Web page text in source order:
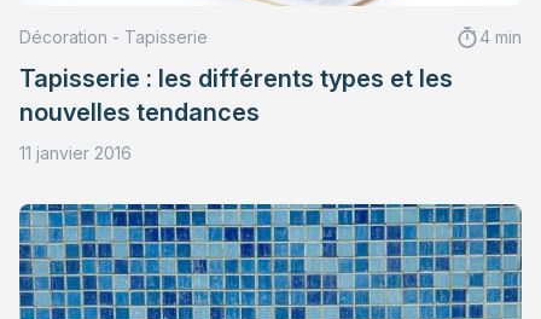
Décoration - Tapisserie 4 min
Tapisserie : les différents types et les
nouvelles tendances
11 janvier 2016